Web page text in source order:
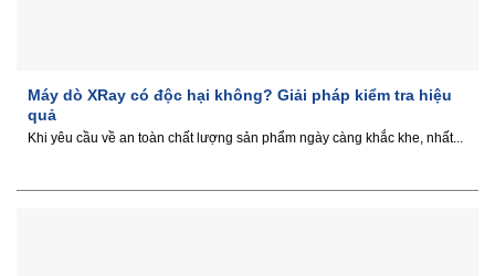
Máy dò XRay có độc hại không? Giải pháp kiểm tra hiệu
quả
Khi yêu cầu về an toàn chất lượng sản phẩm ngày càng khắc khe, nhất...